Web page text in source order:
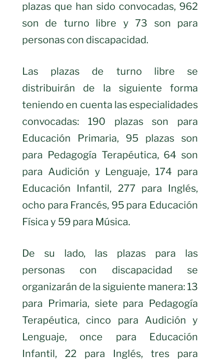
plazas que han sido convocadas, 962
son de turno libre y 73 son para
personas con discapacidad.
Las plazas de turno libre se
distribuirán de la siguiente forma
teniendo en cuenta las especialidades
convocadas: 190 plazas son para
Educación Primaria, 95 plazas son
para Pedagogía Terapéutica, 64 son
para Audición y Lenguaje, 174 para
Educación Infantil, 277 para Inglés,
ocho para Francés, 95 para Educación
Física y 59 para Música.
De su lado, las plazas para las
personas con discapacidad se
organizarán de la siguiente manera: 13
para Primaria, siete para Pedagogía
Terapéutica, cinco para Audición y
Lenguaje, once para Educación
Infantil, 22 para Inglés, tres para